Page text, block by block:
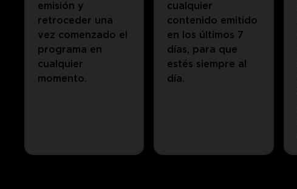
emisión y
retroceder una
vez comenzado el
programa en
cualquier
momento.
cualquier
contenido emitido
en los últimos 7
días, para que
estés siempre al
día.